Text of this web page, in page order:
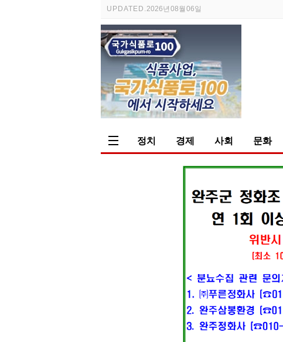
UPDATED.2026년 08월 06일
정치 경제 사회 문화